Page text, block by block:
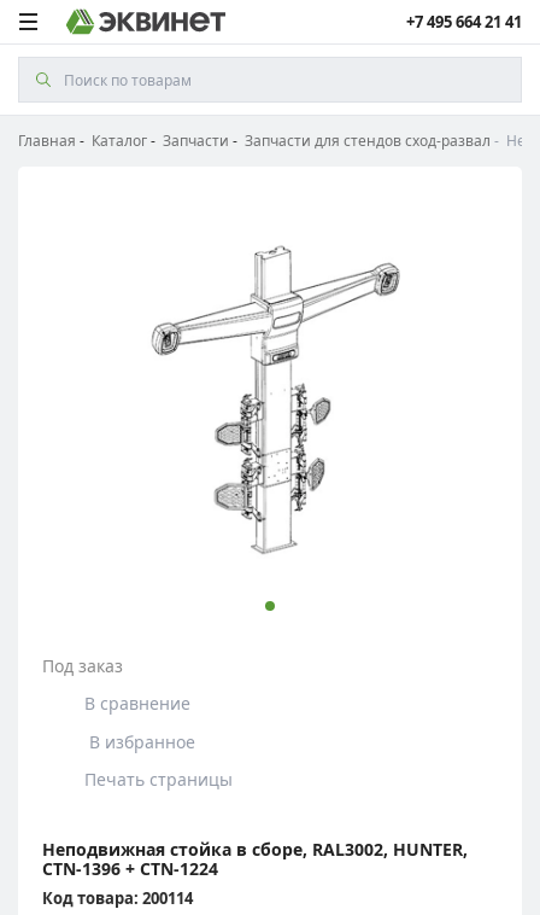
+7 495 664 21 41
Главная Каталог Запчасти Запчасти для стендов сход-развал
Под заказ
В сравнение
В избранное
Печать страницы
Неподвижная стойка в сборе, RAL3002, HUNTER,
CTN-1396 + CTN-1224
Код товара: 200114